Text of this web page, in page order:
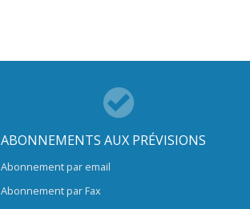
ABONNEMENTS AUX PRÉVISIONS
Abonnement par email
Abonnement par Fax